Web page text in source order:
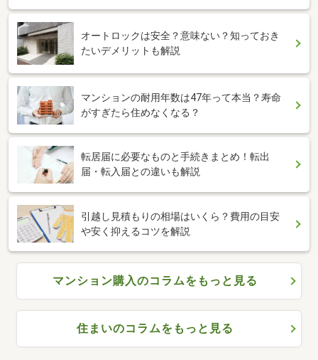
オートロックは安全？意味ない？知っておき
たいデメリットも解説
マンションの耐用年数は47年って本当？寿命
がすぎたら住めなくなる？
転居届に必要なものと手続きまとめ！転出
届・転入届との違いも解説
引越し見積もりの相場はいくら？費用の目安
や安く抑えるコツを解説
マンション購入のコラムをもっと見る
住まいのコラムをもっと見る